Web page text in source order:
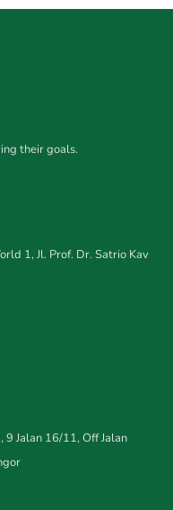
their goals.
1, Jl. Prof. Dr. Satrio Kav
9 Jalan 16/11, Off Jalan